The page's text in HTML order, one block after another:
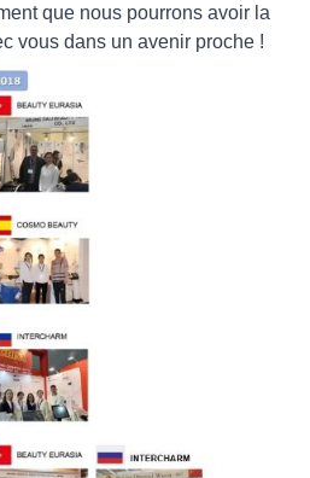
que nous pourrons avoir la
vous dans un avenir proche !